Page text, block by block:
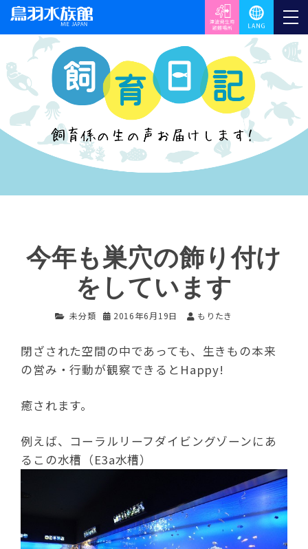
今年も巣穴の飾り付け
をしています
未分類 2016年6月19日 もりたき
閉ざされた空間の中であっても、生きもの本来
の営み・行動が観察できるとHappy!
癒されます。
例えば、コーラルリーフダイビングゾーンにあ
るこの水槽（E3a水槽）